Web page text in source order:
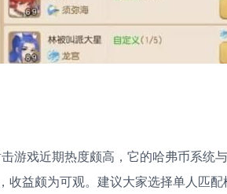
游戏近期热度颇高，它的哈弗币系统
收益颇为可观。建议大家选择单人匹